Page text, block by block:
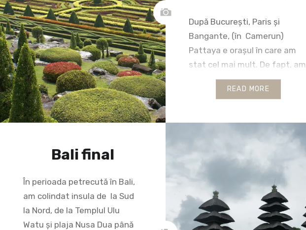
După București, Paris și
Bangante, (în Camerun)
Pattaya e orașul în care am
stat cel mai mult. De fapt, am
locuit mai la sud, la vreo 20 de
km de centru, într-o
Buddha Village, chiar pe malul
mării. Așa se face că am
nemulțumită și intrigată, după
READ MORE
Bali final
În perioada petrecută în Bali,
am colindat insula de la Sud
la Nord, de la Templul Ulu
Watu și plaja Nusa Dua până